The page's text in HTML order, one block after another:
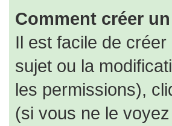
Comment créer
Il est facile de
sujet ou la
les permissions),
(si vous ne le